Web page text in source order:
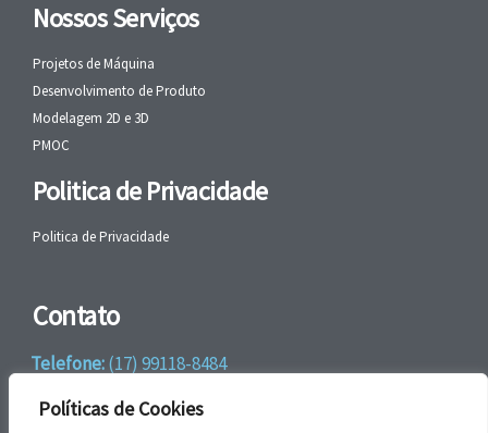
Políticas de Cookies
Nossos Serviços
Projetos de Máquina
Desenvolvimento de Produto
Modelagem 2D e 3D
PMOC
Politica de Privacidade
Politica de Privacidade
Contato
Telefone:(17) 99118-8484
WhatsApp:+55 (17) 99118-8484